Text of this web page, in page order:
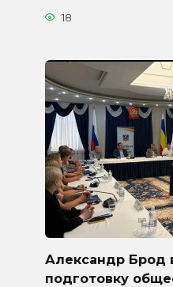
18
Александр Брод
подготовку